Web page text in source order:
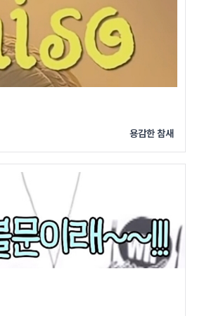
용감한 참새